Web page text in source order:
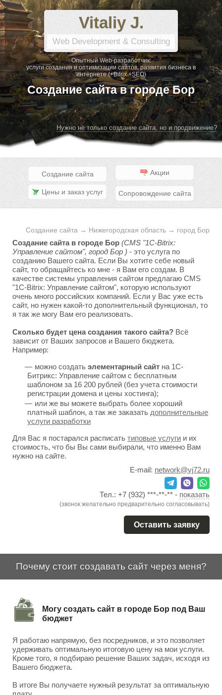
Vitaliy J.
Web Development & Consulting
Опытный Web-разработчик:
услуги создания и оптимизации сайтов, развития бизнеса в
интернете (+Bitrix +SEO)
Создание сайта в городе Бор
Нужно не только создание сайта, но и продвижение?
Создание сайта Акции
Цены и заказ услуг Сопровождение сайта
Создание сайта → Нижегородская область → город Бор
Создание сайта в городе Бор (CMS "1C-Bitrix:
Управление сайтом", город Бор ) - это услуга по
созданию Вашего сайта. Если Вы хотите себе новый
сайт, то обращайтесь ко мне - я Вам его создам. В
качестве системы управления сайтом предлагаю CMS
"1C-Bitrix: Управление сайтом", которую используют
очень много российских компаний. Если у Вас уже есть
сайт, но нужен какой-то дополнительный функционал, то
я так же могу Вам его реализовать.
Сколько будет цена создания такого сайта? Всё
зависит от Ваших запросов и Вашего бюджета.
Например:
можно создать элементарный сайт на 1С-
Битрикс: Управление сайтом с бесплатным
шаблоном за 16 200 рублей (без учета стоимости
регистрации домена и цены хостинга);
или же вы можете выбрать более хороший
платный шаблон, а так же заказать дополнительные
услуги разработки
Для Вас я постарался расписать типовые услуги и их
стоимость, что бы Вы сами выбирали, что именно Вам
нужно на сайте.
E-mail: network@vj72.ru
Тел.: +7 (932) ***-**-** - показать
(звонок желательно предварительно согласовывать)
Оставить заявку
Почему стоит создавать сайт через меня?
Могу создать сайт в городе Бор под Ваш
бюджет
Я работаю напрямую, без посредников, и это позволяет
удерживать оптимальную итоговую цену на мои услуги.
Кроме того, я подбираю решение Ваших задач, исходя из
Вашего бюджета.
В итоге Вы получаете нужный результат за оптимальную